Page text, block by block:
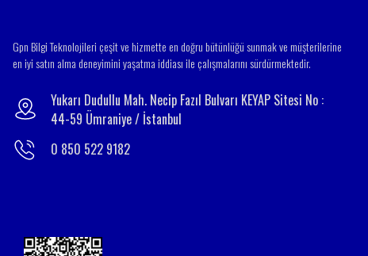
Gpn Bilgi Teknolojileri çeşit ve hizmette en doğru bütünlüğü sunmak ve müşterilerine
en iyi satın alma deneyimini yaşatma iddiası ile çalışmalarını sürdürmektedir.
Yukarı Dudullu Mah. Necip Fazıl Bulvarı KEYAP Sitesi No :
44-59 Ümraniye / İstanbul
0 850 522 9182